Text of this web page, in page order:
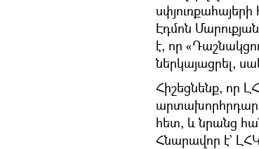
Էդմոն
է, որ
ներկայացրել,
Հիշեցնենք, որ
հետ, և նրանց
Հնարավոր է`